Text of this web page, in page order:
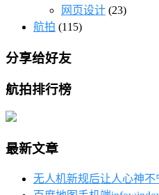
网页设计 (23)
航拍 (115)
分享给好友
航拍排行榜
最新文章
无人机新规后让人心神